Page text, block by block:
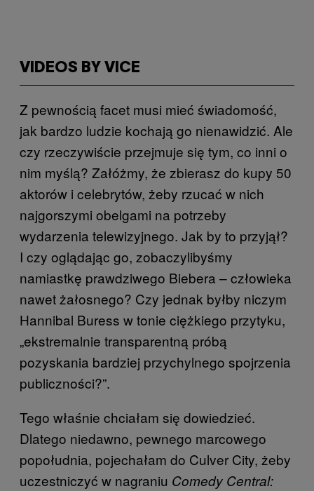
VIDEOS BY VICE
Z pewnością facet musi mieć świadomość,
jak bardzo ludzie kochają go nienawidzić. Ale
czy rzeczywiście przejmuje się tym, co inni o
nim myślą? Załóżmy, że zbierasz do kupy 50
aktorów i celebrytów, żeby rzucać w nich
najgorszymi obelgami na potrzeby
wydarzenia telewizyjnego. Jak by to przyjął?
I czy oglądając go, zobaczylibyśmy
namiastkę prawdziwego Biebera – człowieka
nawet żałosnego? Czy jednak byłby niczym
Hannibal Buress w tonie ciężkiego przytyku,
„ekstremalnie transparentną próbą
pozyskania bardziej przychylnego spojrzenia
publiczności?”.
Tego właśnie chciałam się dowiedzieć.
Dlatego niedawno, pewnego marcowego
popołudnia, pojechałam do Culver City, żeby
uczestniczyć w nagraniu Comedy Central: